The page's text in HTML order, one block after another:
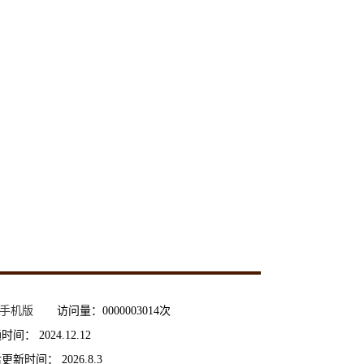
手机版 访问量： 0000003014次
间： 2024.12.12
新时间： 2026.8.3